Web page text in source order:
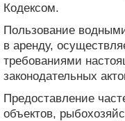
Кодексом.
Пользование
в аренду,
требованиями
законодательных
Предоставление
объектов,